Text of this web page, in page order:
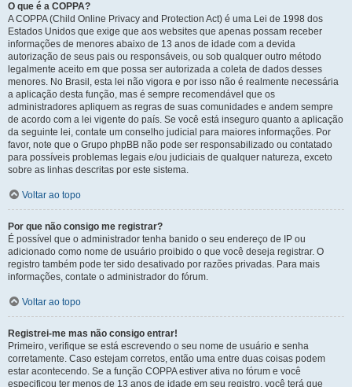
O que é a COPPA?
A COPPA (Child Online Privacy and Protection Act) é uma Lei de 1998 dos
Estados Unidos que exige que aos websites que apenas possam receber
informações de menores abaixo de 13 anos de idade com a devida
autorização de seus pais ou responsáveis, ou sob qualquer outro método
legalmente aceito em que possa ser autorizada a coleta de dados desses
menores. No Brasil, esta lei não vigora e por isso não é realmente necessária
a aplicação desta função, mas é sempre recomendável que os
administradores apliquem as regras de suas comunidades e andem sempre
de acordo com a lei vigente do país. Se você está inseguro quanto a aplicação
da seguinte lei, contate um conselho judicial para maiores informações. Por
favor, note que o Grupo phpBB não pode ser responsabilizado ou contatado
para possíveis problemas legais e/ou judiciais de qualquer natureza, exceto
sobre as linhas descritas por este sistema.
Voltar ao topo
Por que não consigo me registrar?
É possível que o administrador tenha banido o seu endereço de IP ou
adicionado como nome de usuário proibido o que você deseja registrar. O
registro também pode ter sido desativado por razões privadas. Para mais
informações, contate o administrador do fórum.
Voltar ao topo
Registrei-me mas não consigo entrar!
Primeiro, verifique se está escrevendo o seu nome de usuário e senha
corretamente. Caso estejam corretos, então uma entre duas coisas podem
estar acontecendo. Se a função COPPA estiver ativa no fórum e você
especificou ter menos de 13 anos de idade em seu registro, você terá que